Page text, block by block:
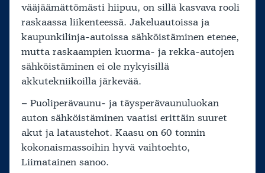
vääjäämättömästi hiipuu, on sillä kasvava rooli
raskaassa liikenteessä. Jakeluautoissa ja
kaupunkilinja-autoissa sähköistäminen etenee,
mutta raskaampien kuorma- ja rekka-autojen
sähköistäminen ei ole nykyisillä
akkutekniikoilla järkevää.
– Puoliperävaunu- ja täysperävaunuluokan
auton sähköistäminen vaatisi erittäin suuret
akut ja lataustehot. Kaasu on 60 tonnin
kokonaismassoihin hyvä vaihtoehto,
Liimatainen sanoo.